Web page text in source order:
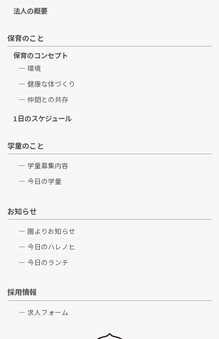
法人の概要
保育のこと
保育のコンセプト
環境
健康な体づくり
仲間との共存
1日のスケジュール
学童のこと
学童募集内容
今日の学童
お知らせ
園よりお知らせ
今日のハレノヒ
今日のランチ
採用情報
求人フォーム